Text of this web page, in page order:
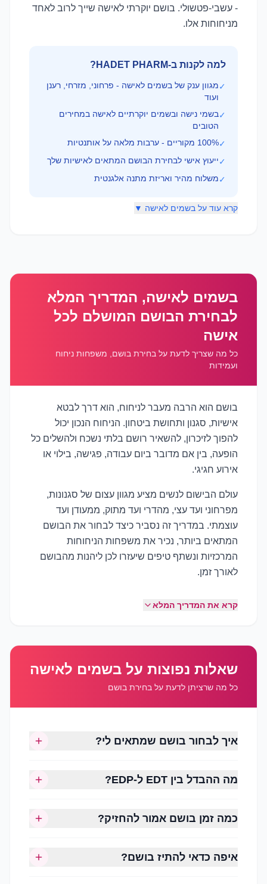
- עשבי-פטשולי. בושם יוקרתי לאישה שייך לרוב לאחד
מניחוחות אלו.
למה לקנות ב-HADET PHARM?
✓מגוון ענק של בשמים לאישה - פרחוני, מזרחי, רענן
ועוד
✓בשמי נישה ובשמים יוקרתיים לאישה במחירים
הטובים
✓100% מקוריים - ערבות מלאה על אותנטיות
✓ייעוץ אישי לבחירת הבושם המתאים לאישיות שלך
✓משלוח מהיר ואריזת מתנה אלגנטית
קרא עוד על בשמים לאישה ▼
בשמים לאישה, המדריך המלא
לבחירת הבושם המושלם לכל
אישה
כל מה שצריך לדעת על בחירת בושם, משפחות ניחוח
ועמידות
בושם הוא הרבה מעבר לניחוח, הוא דרך לבטא
אישיות, סגנון ותחושת ביטחון. הניחוח הנכון יכול
להפוך לזיכרון, להשאיר רושם בלתי נשכח ולהשלים כל
הופעה, בין אם מדובר ביום עבודה, פגישה, בילוי או
אירוע חגיגי.
עולם הבישום לנשים מציע מגוון עצום של סגנונות,
מפרחוני ועד עצי, מהדרי ועד מתוק, ממעודן ועד
עוצמתי. במדריך זה נסביר כיצד לבחור את הבושם
המתאים ביותר, נכיר את משפחות הניחוחות
המרכזיות ונשתף טיפים שיעזרו לכן ליהנות מהבושם
לאורך זמן.
הסגנון האישי
עונת השנה
שעות השימוש (יום או ערב)
עוצמת הניחוח הרצויה
ניחוחות פרחוניים (Floral)
קרא את המדריך המלא
שאלות נפוצות על בשמים לאישה
כל מה שרציתן לדעת על בחירת בושם
איך לבחור בושם שמתאים לי?
מה ההבדל בין EDT ל-EDP?
כמה זמן בושם אמור להחזיק?
איפה כדאי להתיז בושם?